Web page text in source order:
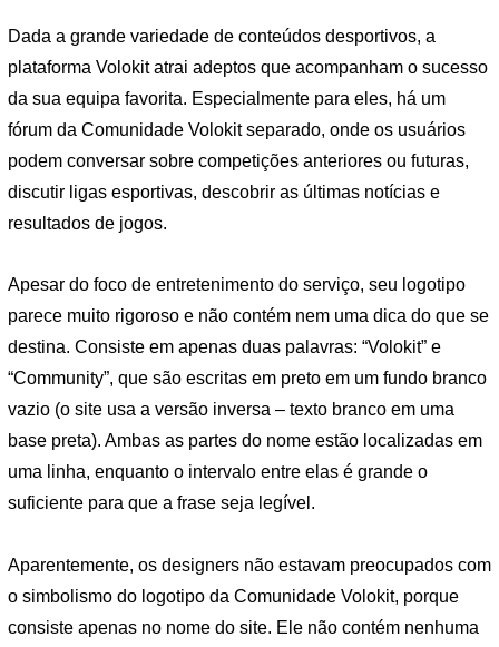
Dada a grande variedade de conteúdos desportivos, a
plataforma Volokit atrai adeptos que acompanham o sucesso
da sua equipa favorita. Especialmente para eles, há um
fórum da Comunidade Volokit separado, onde os usuários
podem conversar sobre competições anteriores ou futuras,
discutir ligas esportivas, descobrir as últimas notícias e
resultados de jogos.
Apesar do foco de entretenimento do serviço, seu logotipo
parece muito rigoroso e não contém nem uma dica do que se
destina. Consiste em apenas duas palavras: “Volokit” e
“Community”, que são escritas em preto em um fundo branco
vazio (o site usa a versão inversa – texto branco em uma
base preta). Ambas as partes do nome estão localizadas em
uma linha, enquanto o intervalo entre elas é grande o
suficiente para que a frase seja legível.
Aparentemente, os designers não estavam preocupados com
o simbolismo do logotipo da Comunidade Volokit, porque
consiste apenas no nome do site. Ele não contém nenhuma